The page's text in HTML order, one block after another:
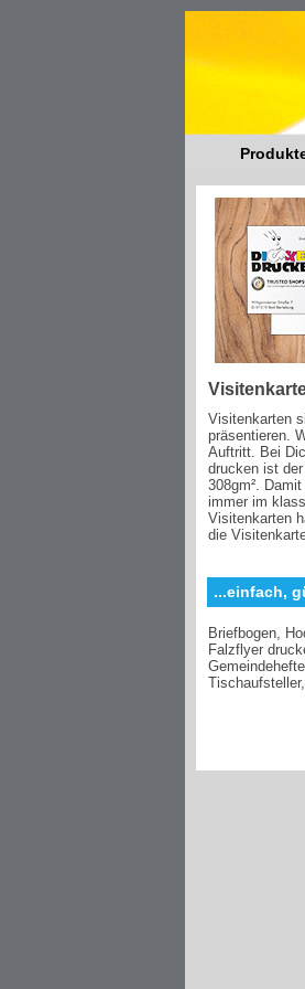
Visitenkarten
präsentieren.
Auftritt. Bei
drucken ist
308gm².
immer im
Visitenkarten
die
...einfach,
Briefbogen,
Falzflyer